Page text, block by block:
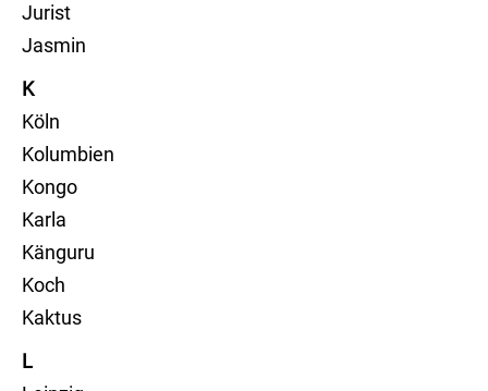
Jurist
Jasmin
K
Köln
Kolumbien
Kongo
Karla
Känguru
Koch
Kaktus
L